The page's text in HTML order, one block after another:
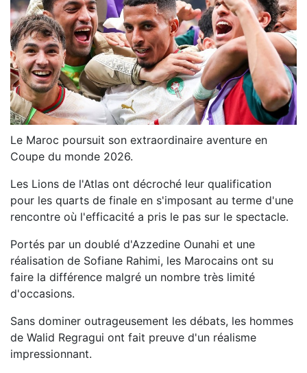
Le Maroc poursuit son extraordinaire aventure en
Coupe du monde 2026.
Les Lions de l'Atlas ont décroché leur qualification
pour les quarts de finale en s'imposant au terme d'une
rencontre où l'efficacité a pris le pas sur le spectacle.
Portés par un doublé d'Azzedine Ounahi et une
réalisation de Sofiane Rahimi, les Marocains ont su
faire la différence malgré un nombre très limité
d'occasions.
Sans dominer outrageusement les débats, les hommes
de Walid Regragui ont fait preuve d'un réalisme
impressionnant.